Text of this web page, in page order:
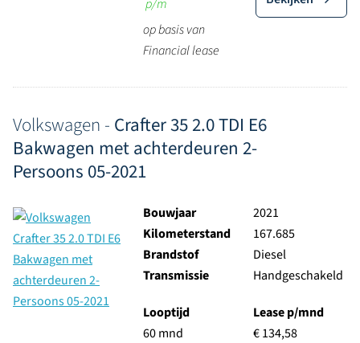
p/m
op basis van
Financial lease
Volkswagen - Crafter 35 2.0 TDI E6
Bakwagen met achterdeuren 2-
Persoons 05-2021
Bouwjaar
2021
Kilometerstand
167.685
Brandstof
Diesel
Transmissie
Handgeschakeld
Looptijd
60 mnd
Lease p/mnd
€ 134,58